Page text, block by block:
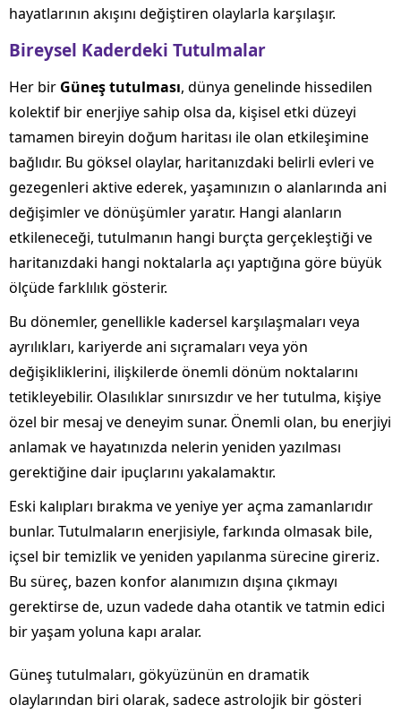
hayatlarının akışını değiştiren olaylarla karşılaşır.
Bireysel Kaderdeki Tutulmalar
Her bir Güneş tutulması, dünya genelinde hissedilen
kolektif bir enerjiye sahip olsa da, kişisel etki düzeyi
tamamen bireyin doğum haritası ile olan etkileşimine
bağlıdır. Bu göksel olaylar, haritanızdaki belirli evleri ve
gezegenleri aktive ederek, yaşamınızın o alanlarında ani
değişimler ve dönüşümler yaratır. Hangi alanların
etkileneceği, tutulmanın hangi burçta gerçekleştiği ve
haritanızdaki hangi noktalarla açı yaptığına göre büyük
ölçüde farklılık gösterir.
Bu dönemler, genellikle kadersel karşılaşmaları veya
ayrılıkları, kariyerde ani sıçramaları veya yön
değişikliklerini, ilişkilerde önemli dönüm noktalarını
tetikleyebilir. Olasılıklar sınırsızdır ve her tutulma, kişiye
özel bir mesaj ve deneyim sunar. Önemli olan, bu enerjiyi
anlamak ve hayatınızda nelerin yeniden yazılması
gerektiğine dair ipuçlarını yakalamaktır.
Eski kalıpları bırakma ve yeniye yer açma zamanlarıdır
bunlar. Tutulmaların enerjisiyle, farkında olmasak bile,
içsel bir temizlik ve yeniden yapılanma sürecine gireriz.
Bu süreç, bazen konfor alanımızın dışına çıkmayı
gerektirse de, uzun vadede daha otantik ve tatmin edici
bir yaşam yoluna kapı aralar.
Güneş tutulmaları, gökyüzünün en dramatik
olaylarından biri olarak, sadece astrolojik bir gösteri